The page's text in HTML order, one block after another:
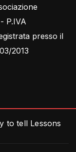
P.IVA
presso il
2013
to tell Lessons